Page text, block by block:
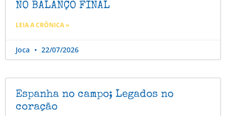
NO BALANÇO FINAL
LEIA A CRÔNICA »
Joca 22/07/2026
Espanha no campo; Legados no
coração